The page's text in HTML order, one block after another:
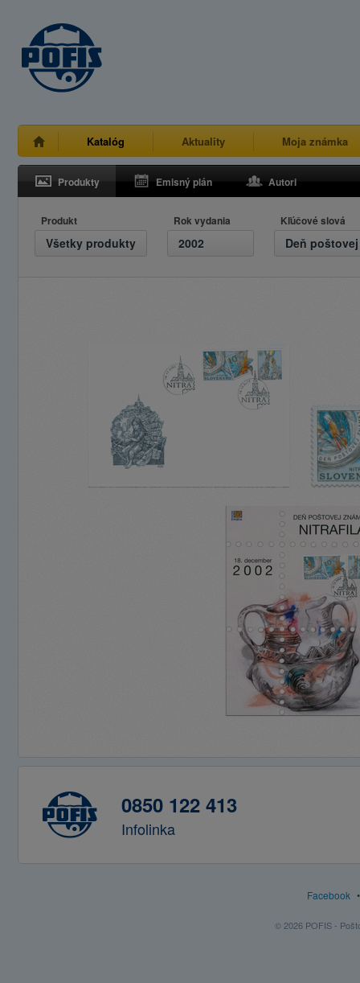
Katalóg Aktuality Moja známka
Produkty Emisný plán Autori
Produkt
Všetky produkty
Rok vydania
2002
Kľúčové slová
0850 122 413
Infolinka
Facebook
© 2026 POFIS -